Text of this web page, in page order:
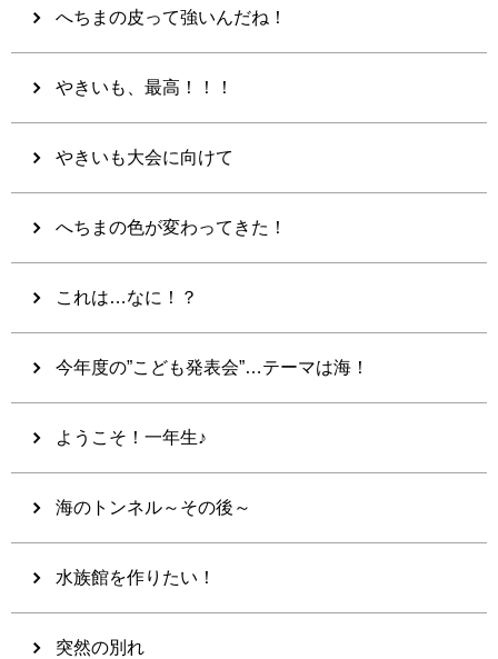
へちまの皮って強いんだね！
やきいも、最高！！！
やきいも大会に向けて
へちまの色が変わってきた！
これは…なに！？
今年度の”こども発表会”…テーマは海！
ようこそ！一年生♪
海のトンネル～その後～
水族館を作りたい！
突然の別れ